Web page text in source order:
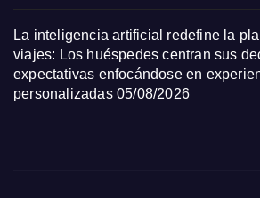
La inteligencia artificial redefine la
viajes: Los huéspedes centran sus
expectativas enfocándose en
personalizadas 05/08/2026